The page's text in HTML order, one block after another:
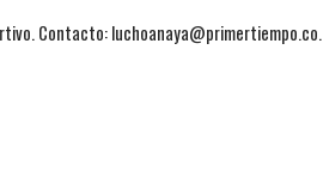
Contacto: luchoanaya@primertiempo.co.